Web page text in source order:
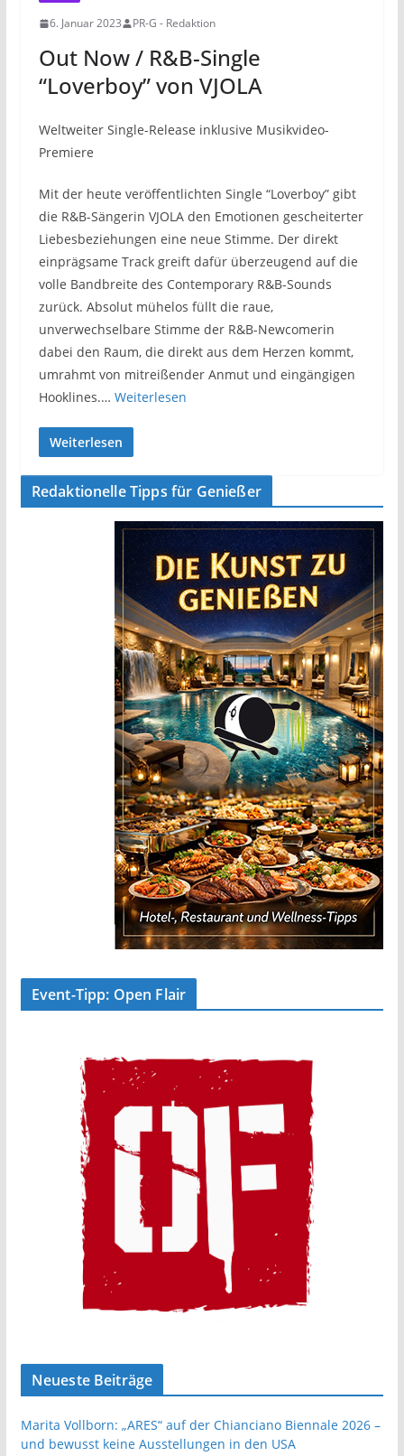
6. Januar 2023 PR-G - Redaktion
Out Now / R&B-Single
“Loverboy” von VJOLA
Weltweiter Single-Release inklusive Musikvideo-
Premiere
Mit der heute veröffentlichten Single “Loverboy” gibt
die R&B-Sängerin VJOLA den Emotionen gescheiterter
Liebesbeziehungen eine neue Stimme. Der direkt
einprägsame Track greift dafür überzeugend auf die
volle Bandbreite des Contemporary R&B-Sounds
zurück. Absolut mühelos füllt die raue,
unverwechselbare Stimme der R&B-Newcomerin
dabei den Raum, die direkt aus dem Herzen kommt,
umrahmt von mitreißender Anmut und eingängigen
Hooklines.… Weiterlesen
Weiterlesen
Redaktionelle Tipps für Genießer
Event-Tipp: Open Flair
Neueste Beiträge
Marita Vollborn: „ARES“ auf der Chianciano Biennale 2026 –
und bewusst keine Ausstellungen in den USA